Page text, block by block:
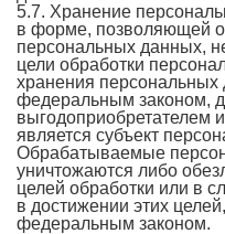
5.7. Хранение
в форме, позволяющей
персональных данных,
цели обработки
хранения персональных
федеральным законом,
выгодоприобретателем
является субъект
Обрабатываемые
уничтожаются либо
целей обработки или в
в достижении этих
федеральным законом.